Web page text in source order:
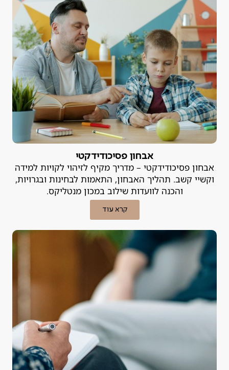
אבחון פסיכודידקטי
אבחון פסיכודידקטי – מדריך מקיף לזיהוי לקויות למידה
וקשיי קשב. תהליך האבחון, התאמות לבחינות ובגרויות,
והכנה לוועדות שילוב במכון מנטליקס.
קרא עוד